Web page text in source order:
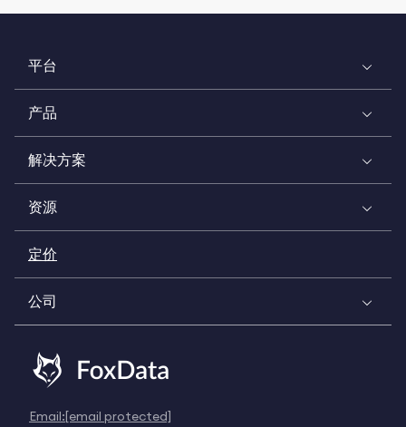
平台
产品
解决方案
资源
定价
公司
Email:[email protected]